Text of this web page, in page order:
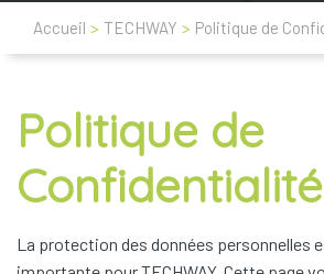
Accueil > TECHWAY > Politique de
Politique de
Confidentialité
La protection des données personnelles